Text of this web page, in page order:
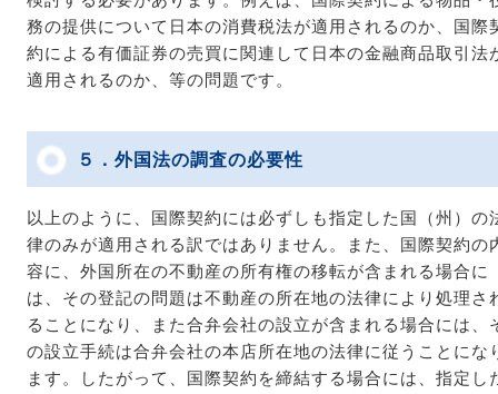
務の提供について日本の消費税法が適用されるのか、国際
約による有価証券の売買に関連して日本の金融商品取引法
適用されるのか、等の問題です。
５．外国法の調査の必要性
以上のように、国際契約には必ずしも指定した国（州）の
律のみが適用される訳ではありません。また、国際契約の
容に、外国所在の不動産の所有権の移転が含まれる場合に
は、その登記の問題は不動産の所在地の法律により処理さ
ることになり、また合弁会社の設立が含まれる場合には、
の設立手続は合弁会社の本店所在地の法律に従うことにな
ます。したがって、国際契約を締結する場合には、指定し